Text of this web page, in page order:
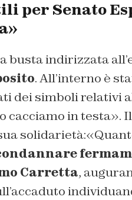
per Senato
busta indirizzata
. All’interno è
dei simboli relativi
cacciamo in testa». Il
Carretta,